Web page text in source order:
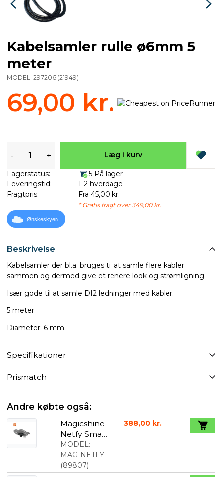
Beskrivelse
Kabelsamler der bl.a. bruges til at samle flere kabler
sammen og dermed give et renere look og strømligning.
Især gode til at samle DI2 ledninger med kabler.
5 meter
Diameter: 6 mm.
Specifikationer
Prismatch
Kabelsamler rulle ø6mm 5
meter
MODEL: 297206 (21949)
69,00 kr.
- + Læg i kurv
Lagerstatus:
5 På lager
Leveringstid:
1-2 hverdage
Fragtpris:
Fra 45,00 kr.
* Gratis fragt over 349,00 kr.
Ønskeskyen
Andre købte også:
Magicshine
Netfy Smart
Sadel
Mount med
sporing sort
MODEL:
MAG-NETFY
(89807)
388,00 kr.